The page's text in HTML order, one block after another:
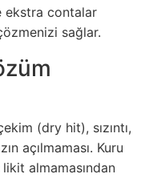
ekstra contalar
sağlar.
(dry hit), sızıntı,
açılmaması. Kuru
almamasından